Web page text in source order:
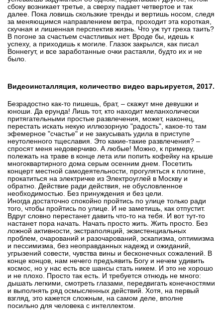
сбоку возникает третье, а сверху падает четвертое и так
далее. Пока ловишь скользкие тренды и вертишь носом, следя
за меняющимся направлением ветра, проходит эта короткая,
скучная и лишенная перспектив жизнь. Что уж тут греха таить?
В погоне за счастьем счастливых нет. Вроде бы, идешь к
успеху, а приходишь к могиле. Глазок закрылся, как писал
Воннегут, и все заработанные очки растаяли, будто их и не
было.
Видеоинсталляция, количество видео варьируется, 2017.
Безрадостно как-то пишешь, брат, – скажут мне девушки и
юноши. Да ерунда! Лишь тот, кто находит меланхолически
притягательными простые развлечения, может, наконец,
перестать искать некую иллюзорную "радость", какое-то там
эфемерное "счастье" и не закусывать удила в приступе
неутоленного тщеславия. Это какие-такие развлечения? –
спросят меня недоверчиво. А любые! Можно, к примеру,
полежать на траве в конце лета или попить кофейку на крыше
многоквартирного дома серым осенним днем. Посетить
концерт местной самодеятельности, прогуляться к плотине,
прокатиться на электричке из Электроуглей в Москву и
обратно. Действие ради действия, не обусловленное
необходимостью. Без принуждения и без цели.
Иногда достаточно спокойно пройтись по улице только ради
того, чтобы пройтись по улице. И не заметишь, как отпустит.
Вдруг словно перестанет давить что-то на тебя. И вот тут-то
настанет пора начать. Начать просто жить. Жить просто. Без
ложной активности, экстраполяций, экзистенциальных
проблем, очарований и разочарований, эскапизма, оптимизма
и пессимизма, без неоправданных надежд и ожиданий,
угрызений совести, чувства вины и бесконечных сожалений. В
конце концов, нам нечего предъявить Богу и нечем удивить
космос, но у нас есть все шансы стать никем. И это не хорошо
и не плохо. Просто так есть. И требуется отнюдь не много:
дышать легкими, смотреть глазами, передвигать конечностями
и выполнять ряд осмысленных действий. Хотя, на первый
взгляд, это кажется сложным, на самом деле, вполне
посильно для человека с интеллектом.